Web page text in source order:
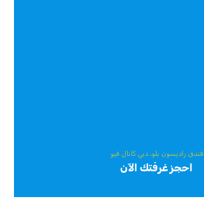
فندق راديسون بلو، دبي كانال فيو
احجز غرفتك الآن